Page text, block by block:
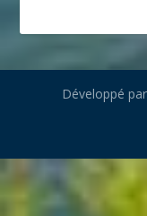
Développé par